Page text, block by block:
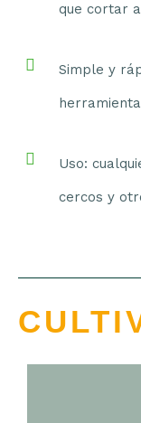
que cortar
Simple y
Uso:
cercos y